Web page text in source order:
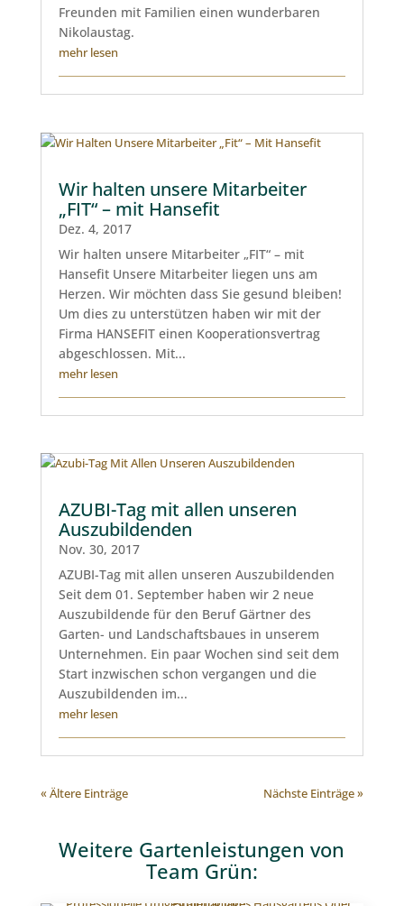
Freunden mit Familien einen wunderbaren
Nikolaustag.
mehr lesen
Wir halten unsere Mitarbeiter
„FIT“ – mit Hansefit
Dez. 4, 2017
Wir halten unsere Mitarbeiter „FIT“ – mit
Hansefit Unsere Mitarbeiter liegen uns am
Herzen. Wir möchten dass Sie gesund bleiben!
Um dies zu unterstützen haben wir mit der
Firma HANSEFIT einen Kooperationsvertrag
abgeschlossen. Mit...
mehr lesen
AZUBI-Tag mit allen unseren
Auszubildenden
Nov. 30, 2017
AZUBI-Tag mit allen unseren Auszubildenden
Seit dem 01. September haben wir 2 neue
Auszubildende für den Beruf Gärtner des
Garten- und Landschaftsbaues in unserem
Unternehmen. Ein paar Wochen sind seit dem
Start inzwischen schon vergangen und die
Auszubildenden im...
mehr lesen
« Ältere Einträge Nächste Einträge »
Weitere Gartenleistungen von
Team Grün: